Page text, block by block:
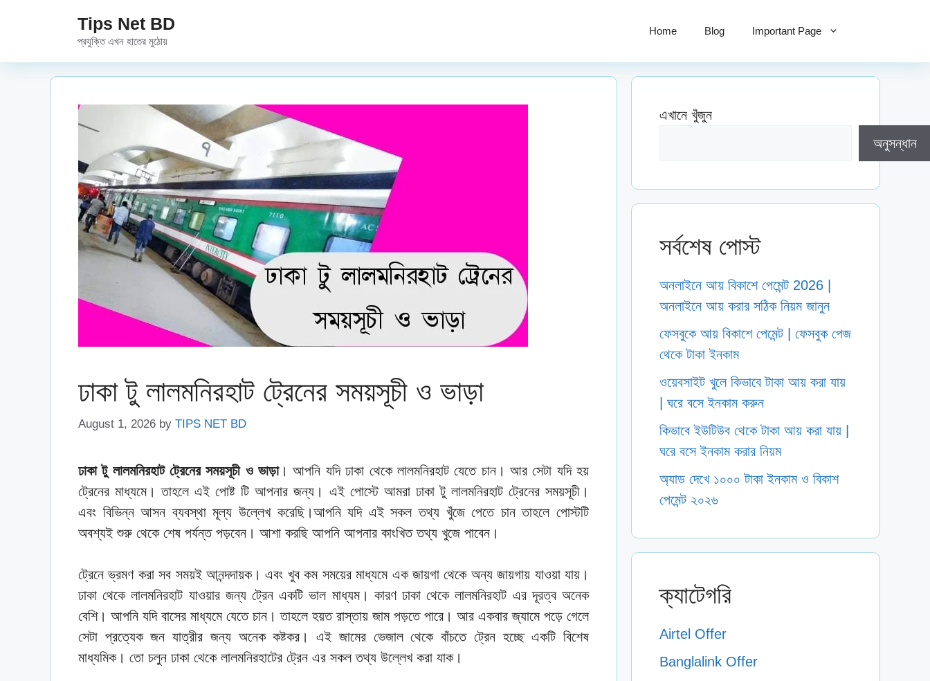
Tips Net BD
প্রযুক্তি এখন হাতের মুঠোয়
Home Blog Important Page
ঢাকা টু লালমনিরহাট ট্রেনের সময়সূচী ও ভাড়া
August 1, 2026 by TIPS NET BD
ঢাকা টু লালমনিরহাট ট্রেনের সময়সূচী ও ভাড়া। আপনি যদি ঢাকা থেকে লালমনিরহাট যেতে চান। আর সেটা যদি হয়
ট্রেনের মাধ্যমে। তাহলে এই পোষ্ট টি আপনার জন্য। এই পোস্টে আমরা ঢাকা টু লালমনিরহাট ট্রেনের সময়সূচী।
এবং বিভিন্ন আসন ব্যবস্থা মূল্য উল্লেখ করেছি।আপনি যদি এই সকল তথ্য খুঁজে পেতে চান তাহলে পোস্টটি
অবশ্যই শুরু থেকে শেষ পর্যন্ত পড়বেন। আশা করছি আপনি আপনার কাংখিত তথ্য খুজে পাবেন।
ট্রেনে ভ্রমণ করা সব সময়ই আনন্দদায়ক। এবং খুব কম সময়ের মাধ্যমে এক জায়গা থেকে অন্য জায়গায় যাওয়া যায়।
ঢাকা থেকে লালমনিরহাট যাওয়ার জন্য ট্রেন একটি ভাল মাধ্যম। কারণ ঢাকা থেকে লালমনিরহাট এর দূরত্ব অনেক
বেশি। আপনি যদি বাসের মাধ্যমে যেতে চান। তাহলে হয়ত রাস্তায় জাম পড়তে পারে। আর একবার জ্যামে পড়ে গেলে
সেটা প্রত্যেক জন যাত্রীর জন্য অনেক কষ্টকর। এই জামের ভেজাল থেকে বাঁচতে ট্রেন হচ্ছে একটি বিশেষ
মাধ্যমিক। তো চলুন ঢাকা থেকে লালমনিরহাটের ট্রেন এর সকল তথ্য উল্লেখ করা যাক।
এখানে খুঁজুন
অনুসন্ধান
সর্বশেষ পোস্ট
অনলাইনে আয় বিকাশে পেমেন্ট 2026 |
অনলাইনে আয় করার সঠিক নিয়ম জানুন
ফেসবুকে আয় বিকাশে পেমেন্ট | ফেসবুক পেজ
থেকে টাকা ইনকাম
ওয়েবসাইট খুলে কিভাবে টাকা আয় করা যায়
| ঘরে বসে ইনকাম করুন
কিভাবে ইউটিউব থেকে টাকা আয় করা যায় |
ঘরে বসে ইনকাম করার নিয়ম
অ্যাড দেখে ১০০০ টাকা ইনকাম ও বিকাশ
পেমেন্ট ২০২৬
ক্যাটেগরি
Airtel Offer
Banglalink Offer